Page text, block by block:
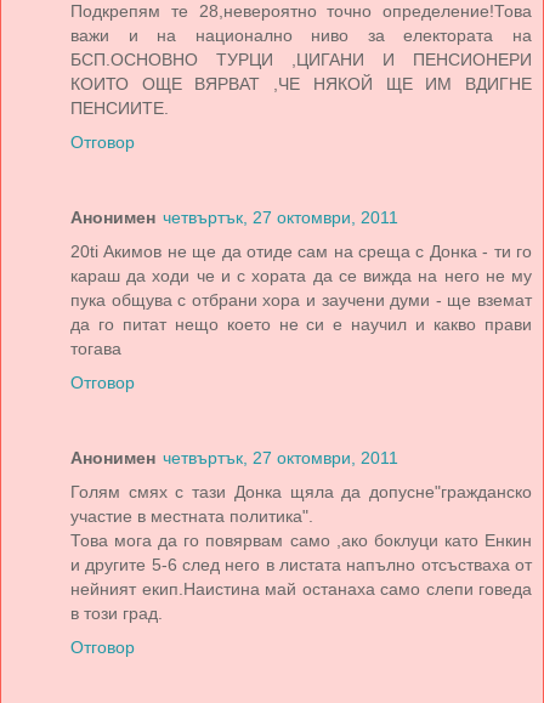
Подкрепям те 28,невероятно точно определение!Това
важи и на национално ниво за електората на
БСП.ОСНОВНО ТУРЦИ ,ЦИГАНИ И ПЕНСИОНЕРИ
КОИТО ОЩЕ ВЯРВАТ ,ЧЕ НЯКОЙ ЩЕ ИМ ВДИГНЕ
ПЕНСИИТЕ.
Отговор
Анонимен четвъртък, 27 октомври, 2011
20ti Акимов не ще да отиде сам на среща с Донка - ти го
караш да ходи че и с хората да се вижда на него не му
пука общува с отбрани хора и заучени думи - ще вземат
да го питат нещо което не си е научил и какво прави
тогава
Отговор
Анонимен четвъртък, 27 октомври, 2011
Голям смях с тази Донка щяла да допусне"гражданско
участие в местната политика".
Това мога да го повярвам само ,ако боклуци като Енкин
и другите 5-6 след него в листата напълно отсъстваха от
нейният екип.Наистина май останаха само слепи говеда
в този град.
Отговор